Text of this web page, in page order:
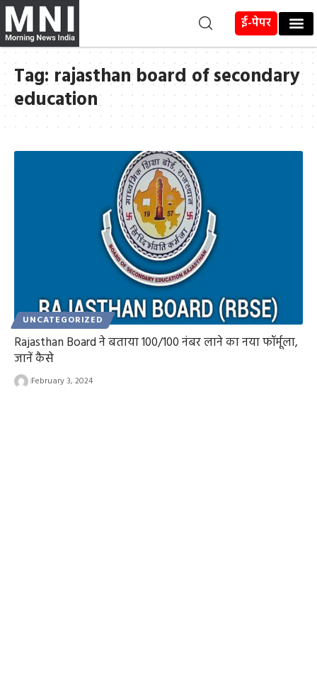
ई-पेपर
Tag: rajasthan board of secondary
education
UNCATEGORIZED
Rajasthan Board ने बताया 100/100 नंबर लाने का नया फॉर्मूला,
जानें कैसे
February 3, 2024